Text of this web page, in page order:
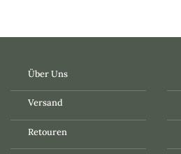
Über Uns
Versand
Retouren